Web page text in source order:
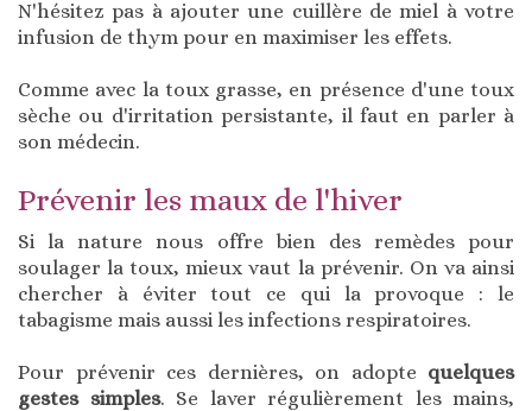
N'hésitez pas à ajouter une cuillère de miel à votre
infusion de thym pour en maximiser les effets.
Comme avec la toux grasse, en présence d'une toux
sèche ou d'irritation persistante, il faut en parler à
son médecin.
Prévenir les maux de l'hiver
Si la nature nous offre bien des remèdes pour
soulager la toux, mieux vaut la prévenir. On va ainsi
chercher à éviter tout ce qui la provoque : le
tabagisme mais aussi les infections respiratoires.
Pour prévenir ces dernières, on adopte quelques
gestes simples. Se laver régulièrement les mains,